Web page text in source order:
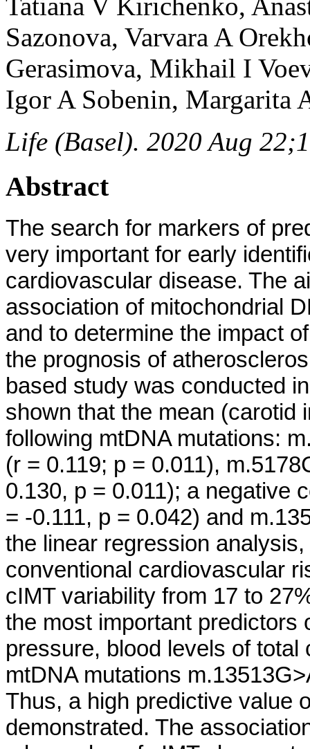
Sazonova, Varvara A
Gerasimova, Mikhail I
Igor A Sobenin, Margarita
Life (Basel). 2020 Aug
Abstract
The search for markers of
very important for early
cardiovascular disease. The
association of mitochondrial
and to determine the impact
the prognosis of
based study was conducted
shown that the mean (carotid
following mtDNA mutations:
(r = 0.119; p = 0.011),
0.130, p = 0.011); a negative
= -0.111, p = 0.042) and
the linear regression
conventional cardiovascular
cIMT variability from 17 to
the most important predictors
pressure, blood levels of
mtDNA mutations
Thus, a high predictive value
demonstrated. The